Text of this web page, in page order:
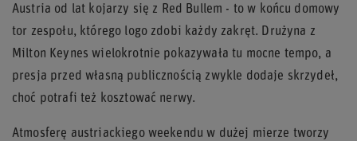
Austria od lat kojarzy się z Red Bullem - to w końcu domowy
tor zespołu, którego logo zdobi każdy zakręt. Drużyna z
Milton Keynes wielokrotnie pokazywała tu mocne tempo, a
presja przed własną publicznością zwykle dodaje skrzydeł,
choć potrafi też kosztować nerwy.
Atmosferę austriackiego weekendu w dużej mierze tworzy